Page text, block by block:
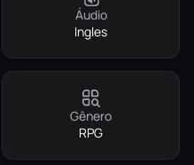
Áudio
Ingles
Gênero
RPG